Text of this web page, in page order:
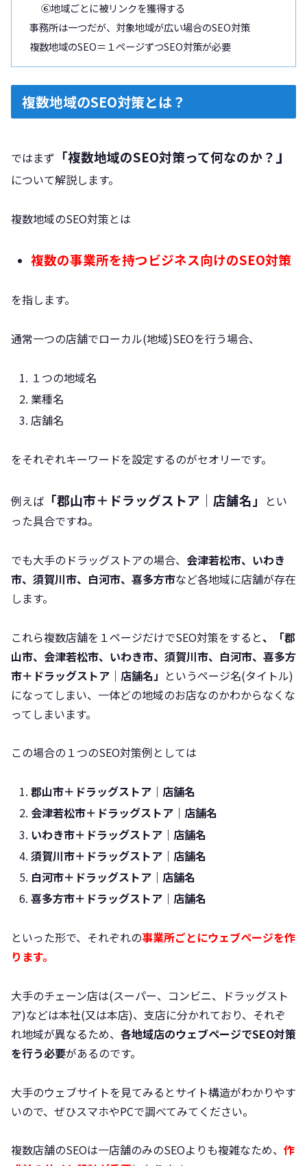
⑥地域ごとに被リンクを獲得する
事務所は一つだが、対象地域が広い場合のSEO対策
複数地域のSEO＝１ページずつSEO対策が必要
複数地域のSEO対策とは？
ではまず 「複数地域のSEO対策って何なのか？」
について解説します。
複数地域のSEO対策とは
複数の事業所を持つビジネス向けのSEO対策
を指します。
通常一つの店舗でローカル(地域)SEOを行う場合、
１つの地域名
業種名
店舗名
をそれぞれキーワードを設定するのがセオリーです。
例えば 「郡山市＋ドラッグストア｜店舗名」
とい
った具合ですね。
でも大手のドラッグストアの場合、 会津若松市、いわき
市、須賀川市、白河市、喜多方市など各地域に店舗が存在
します。
これら複数店舗を１ページだけでSEO対策をすると、「郡
山市、会津若松市、いわき市、須賀川市、白河市、喜多方
市＋ドラッグストア｜店舗名」 というページ名(タイトル)
になってしまい、一体どの地域のお店なのかわからなくな
ってしまいます。
この場合の１つのSEO対策例としては
郡山市＋ドラッグストア｜店舗名
会津若松市＋ドラッグストア｜店舗名
いわき市＋ドラッグストア｜店舗名
須賀川市＋ドラッグストア｜店舗名
白河市＋ドラッグストア｜店舗名
喜多方市＋ドラッグストア｜店舗名
といった形で、それぞれの事業所ごとにウェブページを作
ります。
大手のチェーン店は(スーパー、コンビニ、ドラッグスト
ア)などは本社(又は本店)、支店に分かれており、それぞ
れ地域が異なるため、 各地域店のウェブページでSEO対策
を行う必要があるのです。
大手のウェブサイトを見てみるとサイト構造がわかりやす
いので、ぜひスマホやPCで調べてみてください。
複数店舗のSEOは一店舗のみのSEOよりも複雑なため、 作